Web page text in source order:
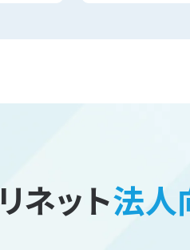
リネット法人